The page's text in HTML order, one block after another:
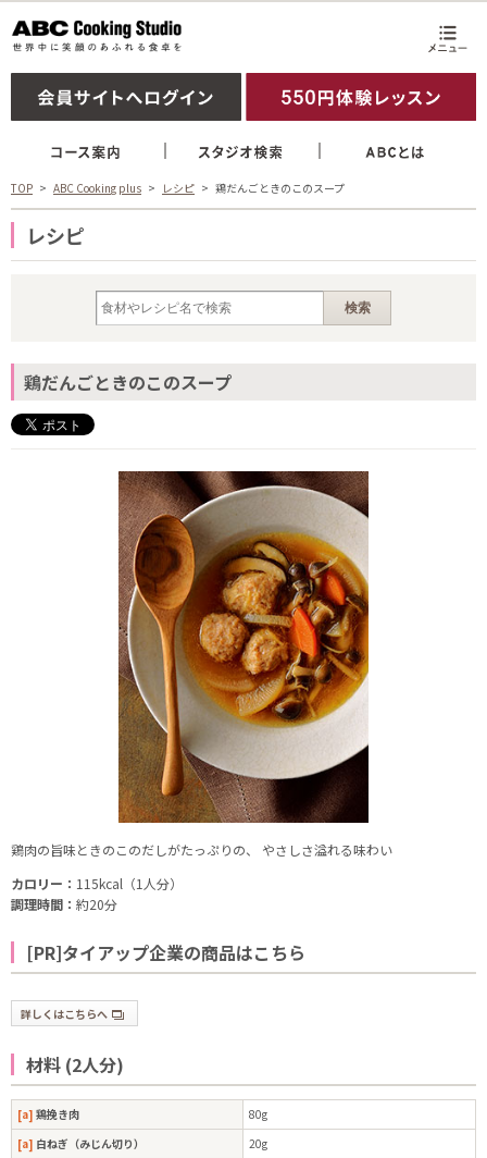
TOP ABC Cooking plus レシピ 鶏だんごときのこのスープ
レシピ
鶏だんごときのこのスープ
鶏肉の旨味ときのこのだしがたっぷりの、 やさしさ溢れる味わい
カロリー： 115kcal（1人分）
調理時間： 約20分
[PR]タイアップ企業の商品はこちら
詳しくはこちらへ
材料 (2人分)
[a] 鶏挽き肉
80g
[a] 白ねぎ（みじん切り）
20g